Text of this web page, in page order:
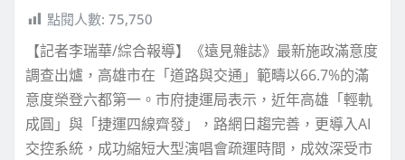
點閱人數: 75,750
【記者李瑞華/綜合報導】《遠見雜誌》最新施政滿意度
調查出爐，高雄市在「道路與交通」範疇以66.7%的滿
意度榮登六都第一。市府捷運局表示，近年高雄「輕軌
成圓」與「捷運四線齊發」，路網日趨完善，更導入AI
交控系統，成功縮短大型演唱會疏運時間，成效深受市